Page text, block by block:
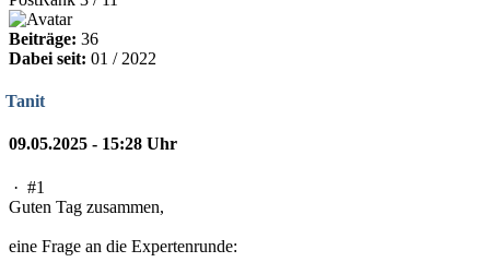
Beiträge: 36
Dabei seit: 01 / 2022
Tanit
09.05.2025 - 15:28 Uhr
· #1
Guten Tag zusammen,
eine Frage an die Expertenrunde: